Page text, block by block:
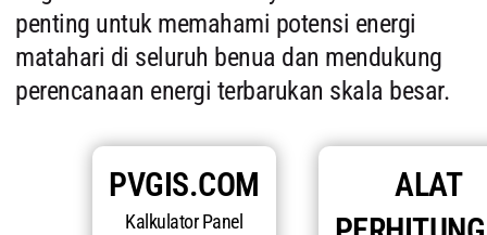
penting untuk memahami potensi energi
matahari di seluruh benua dan mendukung
perencanaan energi terbarukan skala besar.
PVGIS.COM
Kalkulator Panel
ALAT